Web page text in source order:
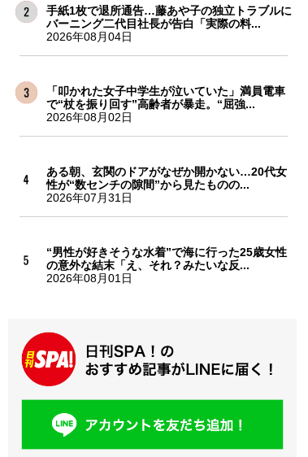
手紙1枚で退所通告…藤あや子の独立トラブルに
バーニング二代目社長が告白「実際の料...
2026年08月04日
「叩かれた女子中学生が泣いていた」満員電車
で“杖を振り回す”高齢者が暴走。“屈強...
2026年08月02日
ある朝、玄関のドアがなぜか開かない…20代女
性が“数センチの隙間”から見たものの...
2026年07月31日
“男性が好きそうな水着”で海に行った25歳女性
の意外な結末「え、それ？みたいな反...
2026年08月01日